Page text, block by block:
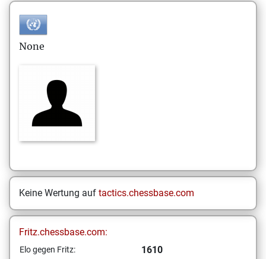
None
Keine Wertung auf tactics.chessbase.com
Fritz.chessbase.com:
Elo gegen Fritz: 1610